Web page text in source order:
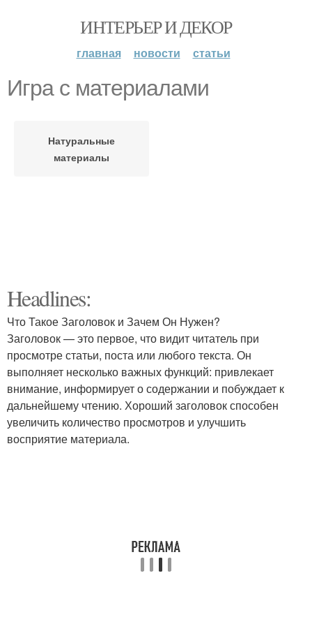
ИНТЕРЬЕР И ДЕКОР
главная новости статьи
Игра с материалами
Натуральные
материалы
Headlines:
Что Такое Заголовок и Зачем Он Нужен?
Заголовок — это первое, что видит читатель при
просмотре статьи, поста или любого текста. Он
выполняет несколько важных функций: привлекает
внимание, информирует о содержании и побуждает к
дальнейшему чтению. Хороший заголовок способен
увеличить количество просмотров и улучшить
восприятие материала.